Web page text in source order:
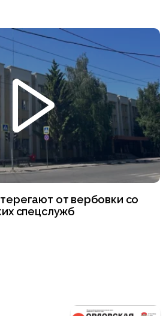
от вербовки со
спецслужб